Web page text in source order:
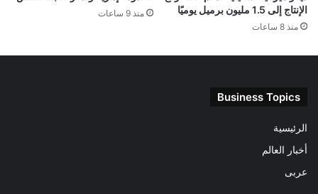
الإنتاج إلى 1.5 مليون برميل يوميًا
منذ 8 ساعات
منذ 9 ساعات
Business Topics
الرئيسية
أخبار العالم
عربى